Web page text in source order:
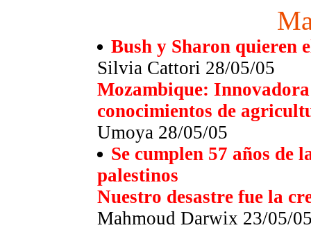
Bush y Sharon quieren
Silvia Cattori 28/05/05
Mozambique:
conocimientos de
Umoya 28/05/05
Se cumplen 57 años de
palestinos
Nuestro desastre fue la
Mahmoud Darwix 23/05/